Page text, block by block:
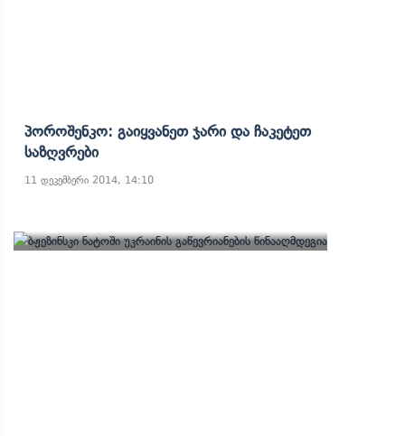
Პოროშენკო: Გაიყვანეთ Ჯარი Და Ჩაკეტეთ
Საზღვრები
11 დეკემბერი 2014, 14:10